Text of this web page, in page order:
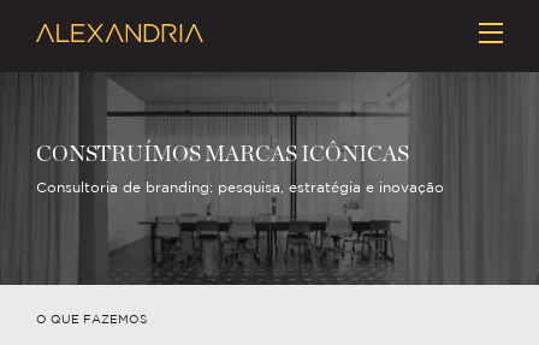
CONSTRUÍMOS MARCAS ICÔNICAS
Consultoria de branding: pesquisa, estratégia e inovação
O QUE FAZEMOS